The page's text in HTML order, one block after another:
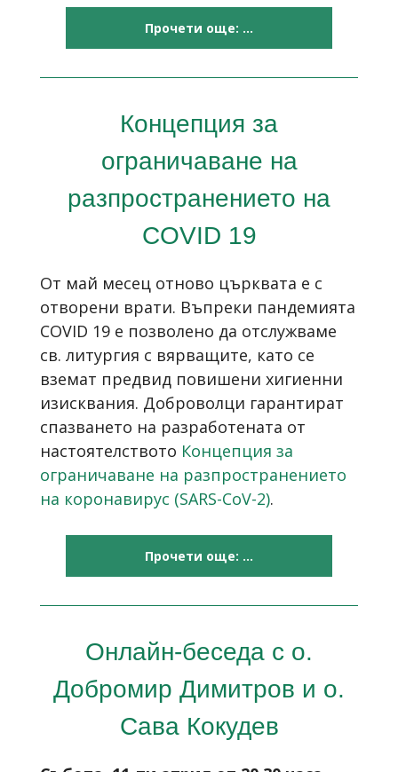
Прочети още: ...
Концепция за
ограничаване на
разпространението на
COVID 19
От май месец отново църквата е с
отворени врати. Въпреки пандемията
COVID 19 е позволено да отслужваме
св. литургия с вярващите, като се
вземат предвид повишени хигиенни
изисквания. Доброволци гарантират
спазването на разработената от
настоятелството Концепция за
ограничаване на разпространението
на коронавирус (SARS-CoV-2).
Прочети още: ...
Онлайн-беседа с о.
Добромир Димитров и о.
Сава Кокудев